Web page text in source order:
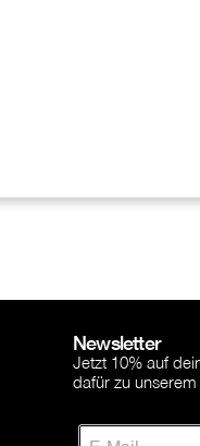
Newsletter
Jetzt 10% auf
dafür zu